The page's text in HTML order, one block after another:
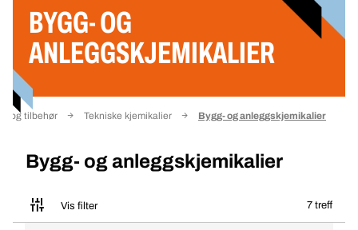
BYGG- OG
ANLEGGSKJEMIKALIER
og tilbehør Tekniske kjemikalier Bygg- og anleggskjemikalier
Bygg- og anleggskjemikalier
Vis filter 7 treff
Filter